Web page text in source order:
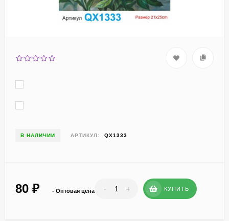
В НАЛИЧИИ АРТИКУЛ: QX1333
80 ₽ - Оптовая цена - + КУПИТЬ